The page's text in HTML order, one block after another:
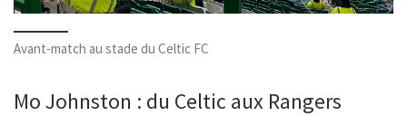
Avant-match au stade du Celtic FC
Mo Johnston : du Celtic aux Rangers